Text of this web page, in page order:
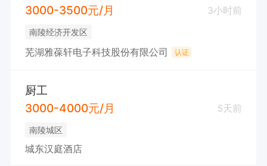
3000-3500元/月
3小时前
南陵经济开发区
芜湖雅葆轩电子科技股份有限公司 认证
厨工
3000-4000元/月
5天前
南陵城区
城东汉庭酒店